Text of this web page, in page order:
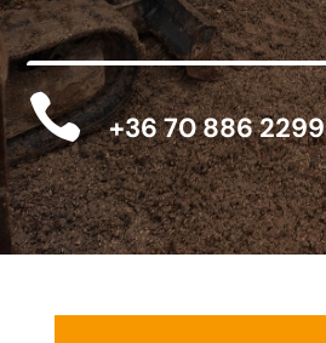
 +36 70 886 2299